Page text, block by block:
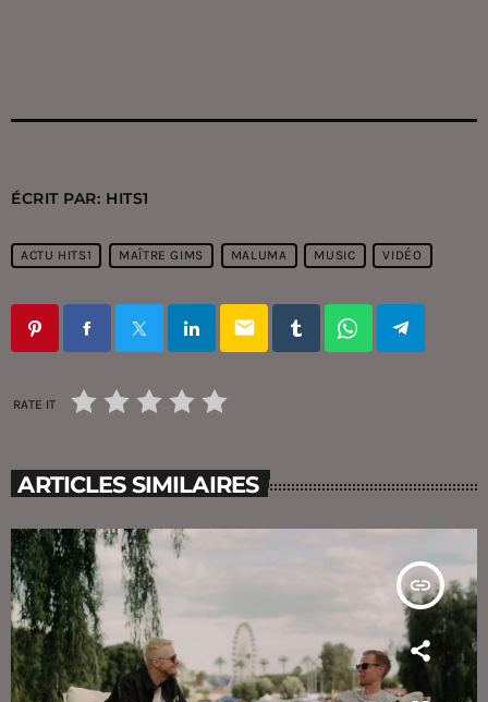
ÉCRIT PAR: HITS1
ACTU HITS1 MAÎTRE GIMS MALUMA MUSIC VIDÉO
email
RATE IT
ARTICLES SIMILAIRES
insert_link